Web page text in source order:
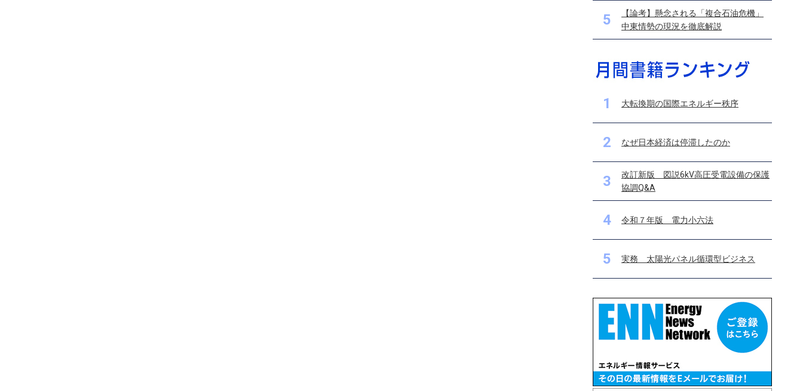
5
【論考】懸念される「複合石油危機」
中東情勢の現況を徹底解説
1 大転換期の国際エネルギー秩序
2 なぜ日本経済は停滞したのか
3
改訂新版 図説6kV高圧受電設備の保護
協調Q&A
4 令和７年版 電力小六法
5 実務 太陽光パネル循環型ビジネス